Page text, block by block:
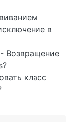
в
- Возвращение
класс